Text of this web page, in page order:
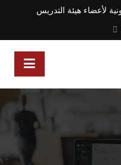
لأعضاء هيئة التدريس